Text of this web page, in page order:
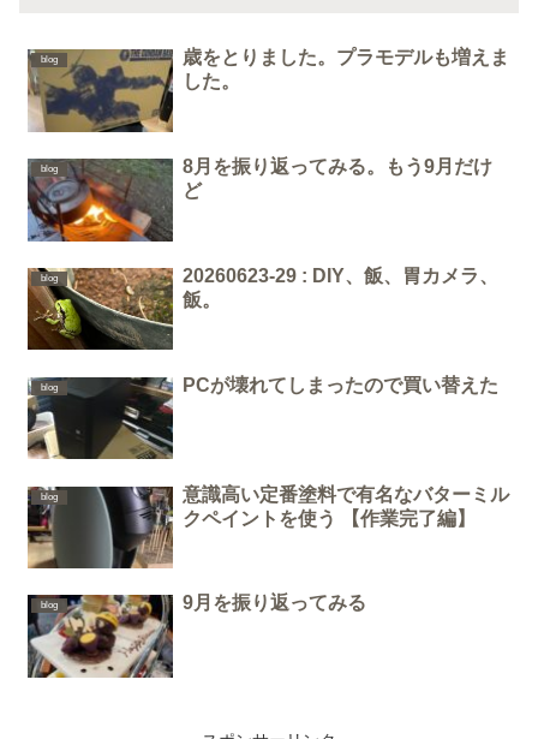
blog
歳をとりました。プラモデルも増えま
した。
blog
8月を振り返ってみる。もう9月だけ
ど
blog
20260623-29 : DIY、飯、胃カメラ、
飯。
blog PCが壊れてしまったので買い替えた
blog
意識高い定番塗料で有名なバターミル
クペイントを使う 【作業完了編】
blog 9月を振り返ってみる